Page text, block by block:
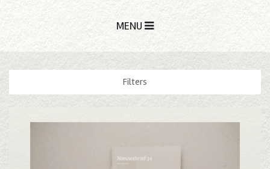
MENU
Filters